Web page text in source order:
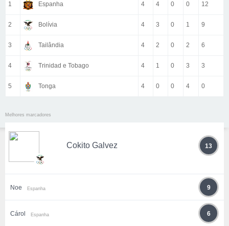
1 Espanha 4 4 0 0 12
2 Bolívia 4 3 0 1 9
3 Tailândia 4 2 0 2 6
4 Trinidad e Tobago 4 1 0 3 3
5 Tonga 4 0 0 4 0
Melhores marcadores
Cokito Galvez 13
Noe Espanha 9
Cárol Espanha 6